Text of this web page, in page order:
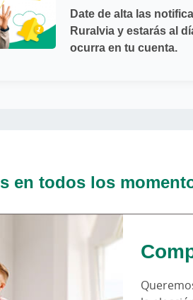
Date de alta las
Ruralvia y estarás al
ocurra en tu cuenta.
en todos los